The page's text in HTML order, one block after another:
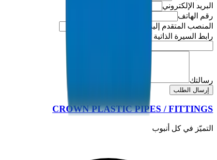
البريد الإلكتروني
رقم الهاتف
المنصب المتقدم إليه
رابط السيرة الذاتية / الملف الشخصي (اختياري)
رسالتك
إرسال الطلب
CROWN PLASTIC PIPES / FITTINGS
التميّز في كل أنبوب